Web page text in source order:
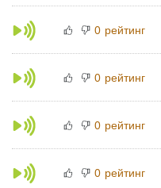
0 рейтинг
0 рейтинг
0 рейтинг
0 рейтинг